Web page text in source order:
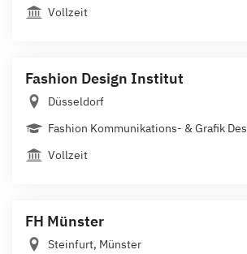
Vollzeit
Fashion Design Institut
Düsseldorf
Fashion Kommunikations- & Grafik
Vollzeit
FH Münster
Steinfurt, Münster